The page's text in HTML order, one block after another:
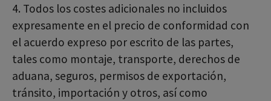
4. Todos los costes adicionales no incluidos
expresamente en el precio de conformidad con
el acuerdo expreso por escrito de las partes,
tales como montaje, transporte, derechos de
aduana, seguros, permisos de exportación,
tránsito, importación y otros, así como